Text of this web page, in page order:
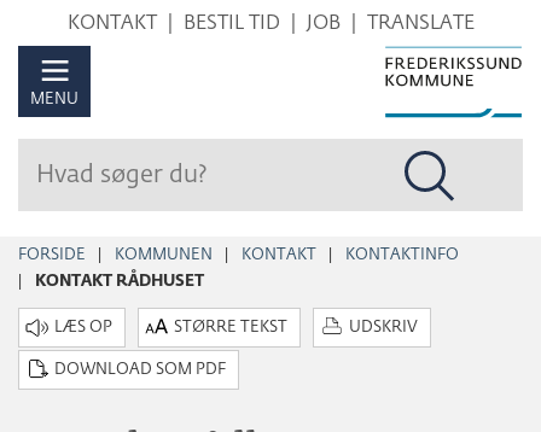
Hop
KONTAKT BESTIL TID JOB TRANSLATE
MENU
FORSIDE KOMMUNEN KONTAKT
KONTAKTINFO
KONTAKT RÅDHUSET
STØRRE TEKST UDSKRIV
DOWNLOAD SOM PDF